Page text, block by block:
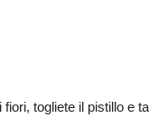
togliete il pistillo e